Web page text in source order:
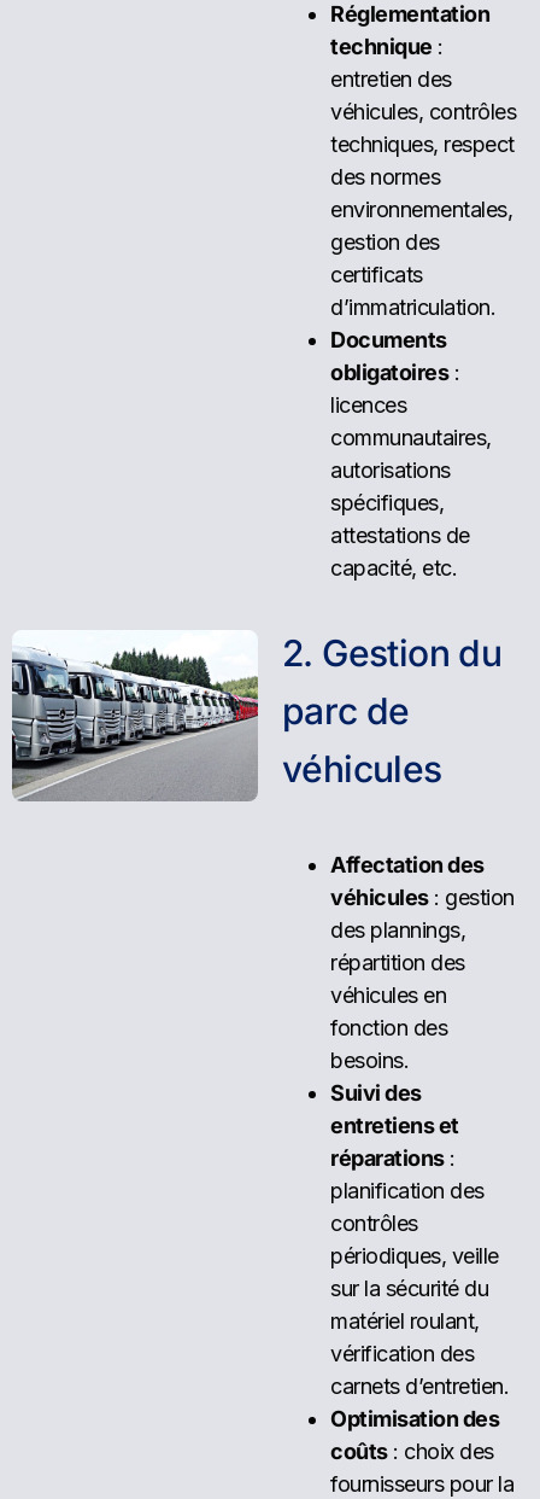
Réglementation
technique :
entretien des
véhicules, contrôles
techniques, respect
des normes
environnementales,
gestion des
certificats
d’immatriculation.
Documents
obligatoires:
licences
communautaires,
autorisations
spécifiques,
attestations de
capacité, etc.
2. Gestion du
parc de
véhicules
Affectation des
véhicules: gestion
des plannings,
répartition des
véhicules en
fonction des
besoins.
Suivi des
entretiens et
réparations:
planification des
contrôles
périodiques, veille
sur la sécurité du
matériel roulant,
vérification des
carnets d’entretien.
Optimisation des
coûts: choix des
fournisseurs pour la